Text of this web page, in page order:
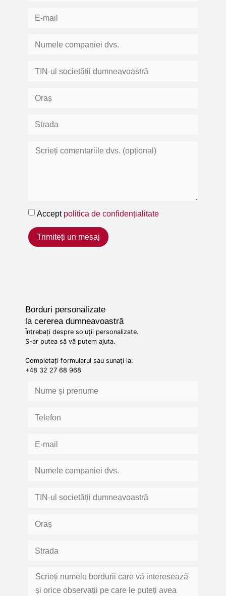
Accept politica de confidențialitate
Trimiteți un mesaj
Borduri personalizate
la cererea dumneavoastră
Întrebați despre soluții personalizate.
S-ar putea să vă putem ajuta.
Completați formularul sau sunați la:
+48 32 27 68 968